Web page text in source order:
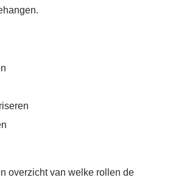
overzicht van welke rollen de